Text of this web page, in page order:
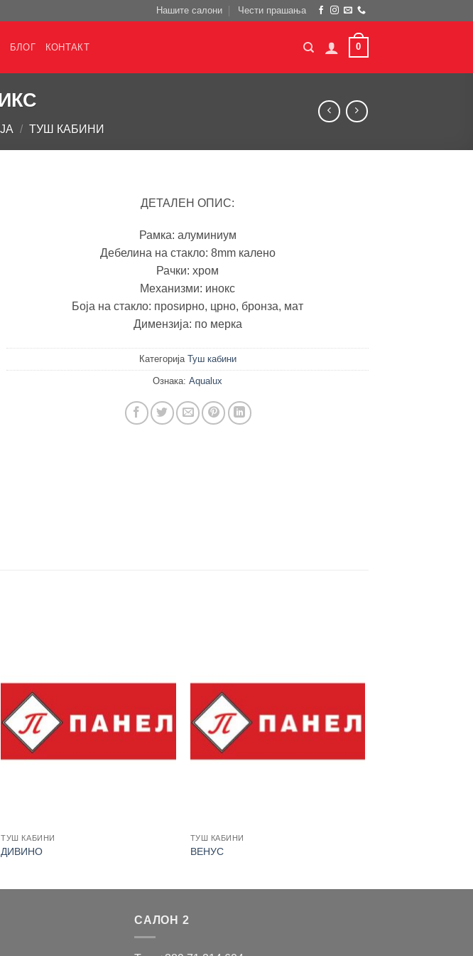
Нашите салони Чести прашања
БЛОГ КОНТАКТ 0
/ ТУШ КАБИНИ
ДЕТАЛЕН ОПИС:
Рамка: алуминиум
Дебелина на стакло: 8mm калено
Рачки: хром
Механизми: инокс
Боја на стакло: проѕирно, црно, бронза, мат
Димензија: по мерка
Категорија Туш кабини
Ознака: Aqualux
ТУШ КАБИНИ
ДИВИНО
ТУШ КАБИНИ
ВЕНУС
САЛОН 2